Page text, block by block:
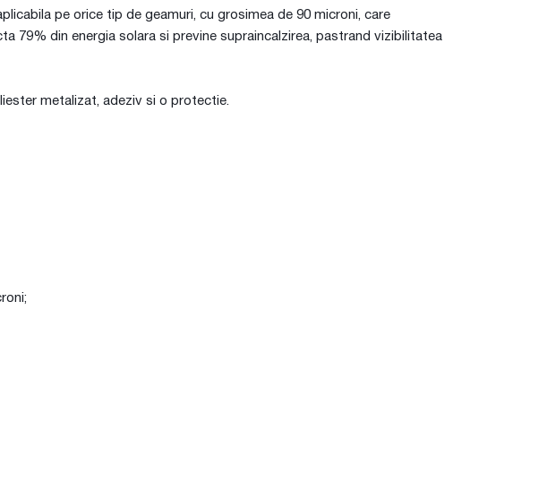
pe orice tip de geamuri, cu grosimea de 90 microni, care
79% din energia solara si previne supraincalzirea, pastrand vizibilitatea
metalizat, adeziv si o protectie.